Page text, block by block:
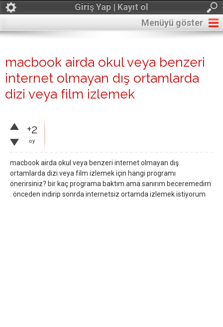
Giriş Yap | Kayıt ol
Menüyü göster
macbook airda okul veya benzeri
internet olmayan dış ortamlarda
dizi veya film izlemek
+2
oy
macbook airda okul veya benzeri internet olmayan dış
ortamlarda dizi veya film izlemek için hangi programı
önerirsiniz? bir kaç programa baktım ama sanırım beceremedim
. önceden indirip sonrda internetsiz ortamda izlemek istiyorum